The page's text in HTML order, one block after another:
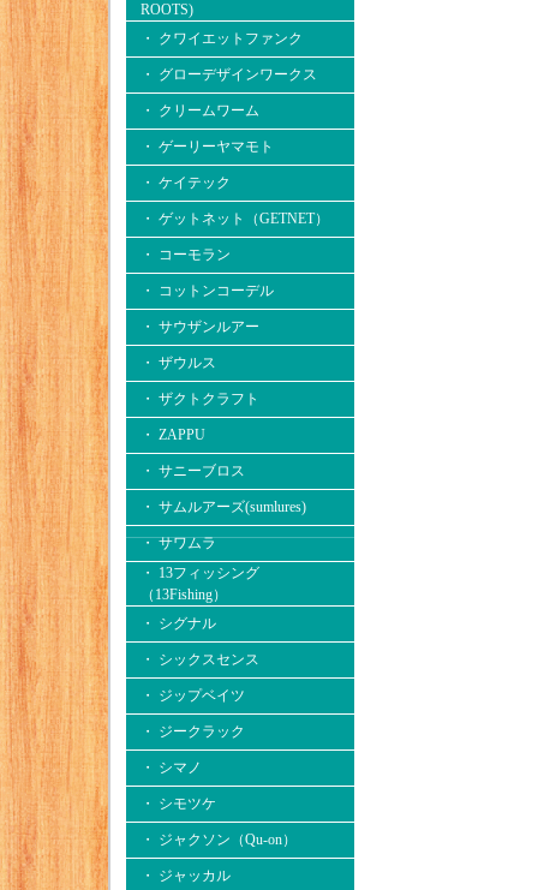
ROOTS)
・ クワイエットファンク
・ グローデザインワークス
・ クリームワーム
・ ゲーリーヤマモト
・ ケイテック
・ ゲットネット（GETNET）
・ コーモラン
・ コットンコーデル
・ サウザンルアー
・ ザウルス
・ ザクトクラフト
・ ZAPPU
・ サニーブロス
・ サムルアーズ(sumlures)
・ サワムラ
・ 13フィッシング
（13Fishing）
・ シグナル
・ シックスセンス
・ ジップベイツ
・ ジークラック
・ シマノ
・ シモツケ
・ ジャクソン（Qu-on）
・ ジャッカル